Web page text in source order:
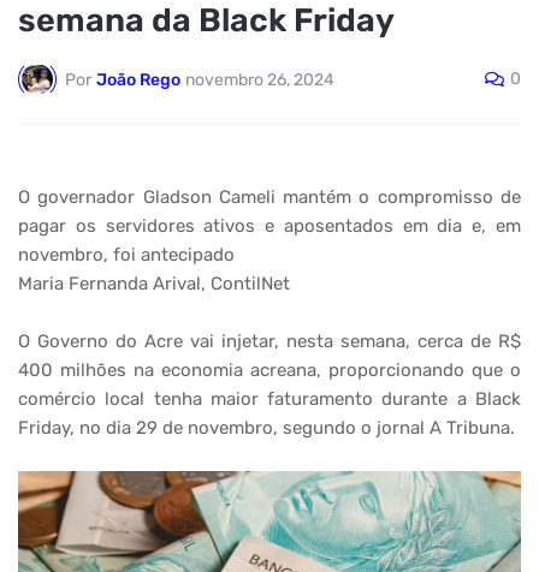
semana da Black Friday
Por João Rego novembro 26, 2024 0
O governador Gladson Cameli mantém o compromisso de
pagar os servidores ativos e aposentados em dia e, em
novembro, foi antecipado
Maria Fernanda Arival, ContilNet
O Governo do Acre vai injetar, nesta semana, cerca de R$
400 milhões na economia acreana, proporcionando que o
comércio local tenha maior faturamento durante a Black
Friday, no dia 29 de novembro, segundo o jornal A Tribuna.